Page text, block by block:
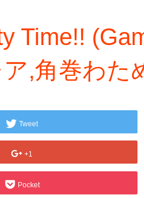
Time!!
,角巻わた
Tweet
+1
Pocket